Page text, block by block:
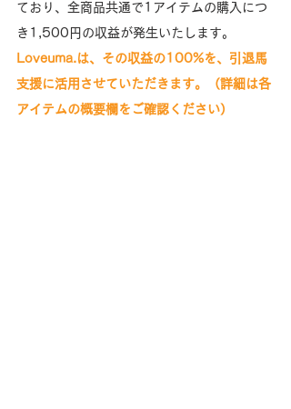
ており、全商品共通で1アイテムの購入につ
き1,500円の収益が発生いたします。
Loveuma.は、その収益の100%を、引退馬
支援に活用させていただきます。（詳細は各
アイテムの概要欄をご確認ください）